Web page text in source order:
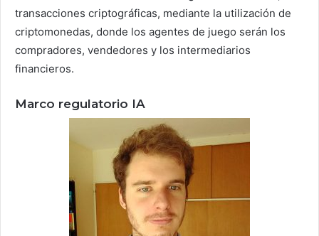
transacciones criptográficas, mediante la utilización de
criptomonedas, donde los agentes de juego serán los
compradores, vendedores y los intermediarios
financieros.
Marco regulatorio IA